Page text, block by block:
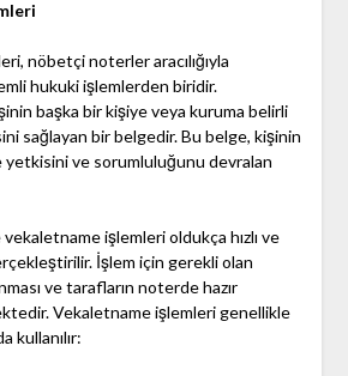
nöbetçi noterler aracılığıyla
hukuki işlemlerden biridir.
başka bir kişiye veya kuruma belirli
sağlayan bir belgedir. Bu belge, kişinin
yetkisini ve sorumluluğunu devralan
işlemleri oldukça hızlı ve
İşlem için gerekli olan
ve tarafların noterde hazır
Vekaletname işlemleri genellikle
kullanılır: